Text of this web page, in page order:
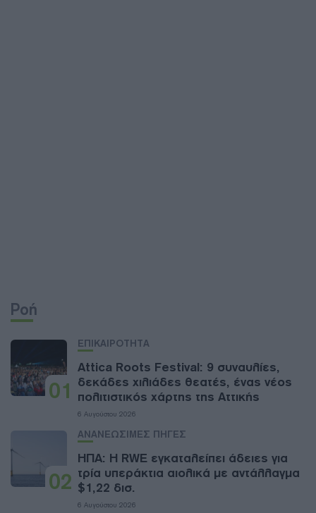
Ροή
01
ΕΠΙΚΑΙΡΟΤΗΤΑ
Attica Roots Festival: 9 συναυλίες,
δεκάδες χιλιάδες θεατές, ένας νέος
πολιτιστικός χάρτης της Αττικής
6 Αυγούστου 2026
02
ΑΝΑΝΕΩΣΙΜΕΣ ΠΗΓΕΣ
ΗΠΑ: Η RWE εγκαταλείπει άδειες για
τρία υπεράκτια αιολικά με αντάλλαγμα
$1,22 δισ.
6 Αυγούστου 2026